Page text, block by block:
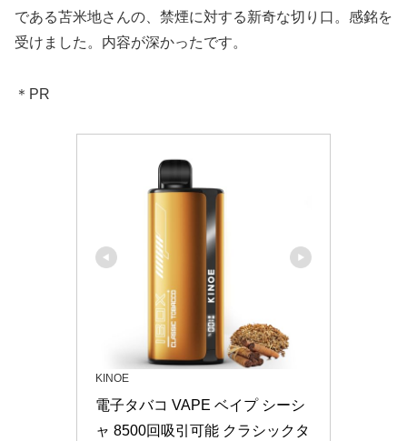
である苫米地さんの、禁煙に対する新奇な切り口。感銘を
受けました。内容が深かったです。
＊PR
KINOE
電子タバコ VAPE ベイプ シーシ
ャ 8500回吸引可能 クラシックタ